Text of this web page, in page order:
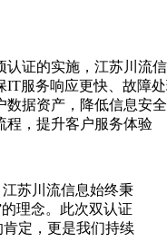
认证的实施，江苏川流
服务响应更快、故障
据资产，降低信息安
，提升客户服务体验
苏川流信息始终秉
理念。此次双认证
定，更是我们持续